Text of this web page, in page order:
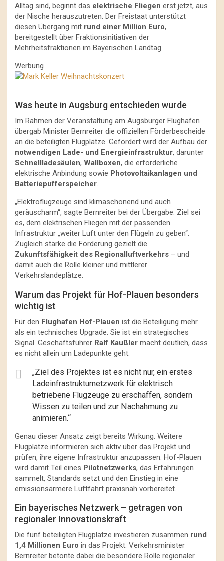
Alltag sind, beginnt das elektrische Fliegen erst jetzt, aus
der Nische herauszutreten. Der Freistaat unterstützt
diesen Übergang mit rund einer Million Euro,
bereitgestellt über Fraktionsinitiativen der
Mehrheitsfraktionen im Bayerischen Landtag.
Werbung
Was heute in Augsburg entschieden wurde
Im Rahmen der Veranstaltung am Augsburger Flughafen
übergab Minister Bernreiter die offiziellen Förderbescheide
an die beteiligten Flugplätze. Gefördert wird der Aufbau der
notwendigen Lade- und Energieinfrastruktur, darunter
Schnellladesäulen, Wallboxen, die erforderliche
elektrische Anbindung sowie Photovoltaikanlagen und
Batteriepufferspeicher.
„Elektroflugzeuge sind klimaschonend und auch
geräuscharm“, sagte Bernreiter bei der Übergabe. Ziel sei
es, dem elektrischen Fliegen mit der passenden
Infrastruktur „weiter Luft unter den Flügeln zu geben“.
Zugleich stärke die Förderung gezielt die
Zukunftsfähigkeit des Regionalluftverkehrs – und
damit auch die Rolle kleiner und mittlerer
Verkehrslandeplätze.
Warum das Projekt für Hof-Plauen besonders
wichtig ist
Für den Flughafen Hof-Plauen ist die Beteiligung mehr
als ein technisches Upgrade. Sie ist ein strategisches
Signal. Geschäftsführer Ralf Kaußler macht deutlich, dass
es nicht allein um Ladepunkte geht:
„Ziel des Projektes ist es nicht nur, ein erstes
Ladeinfrastrukturnetzwerk für elektrisch
betriebene Flugzeuge zu erschaffen, sondern
Wissen zu teilen und zur Nachahmung zu
animieren.“
Genau dieser Ansatz zeigt bereits Wirkung. Weitere
Flugplätze informieren sich aktiv über das Projekt und
prüfen, ihre eigene Infrastruktur anzupassen. Hof-Plauen
wird damit Teil eines Pilotnetzwerks, das Erfahrungen
sammelt, Standards setzt und den Einstieg in eine
emissionsärmere Luftfahrt praxisnah vorbereitet.
Ein bayerisches Netzwerk – getragen von
regionaler Innovationskraft
Die fünf beteiligten Flugplätze investieren zusammen rund
1,4 Millionen Euro in das Projekt. Verkehrsminister
Bernreiter betonte dabei die besondere Rolle regionaler